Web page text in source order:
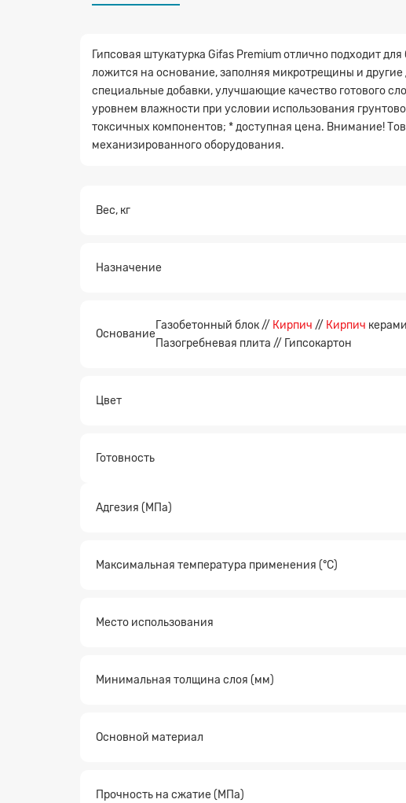
Гипсовая штукатурка Gifas Premium отлично подходит
ложится на основание, заполняя микротрещины и
специальные добавки, улучшающие качество готового
уровнем влажности при условии использования
токсичных компонентов; * доступная цена. Внимание!
механизированного оборудования.
Вес, кг
Назначение
Основание
Газобетонный блок // Кирпич // Кирпич
Пазогребневая плита // Гипсокартон
Цвет
Готовность
Адгезия (МПа)
Максимальная температура применения (°C)
Место использования
Минимальная толщина слоя (мм)
Основной материал
Прочность на сжатие (МПа)